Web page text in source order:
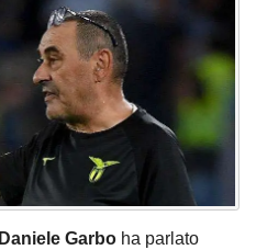
Daniele Garbo ha parlato